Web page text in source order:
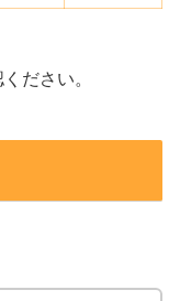
ださい。